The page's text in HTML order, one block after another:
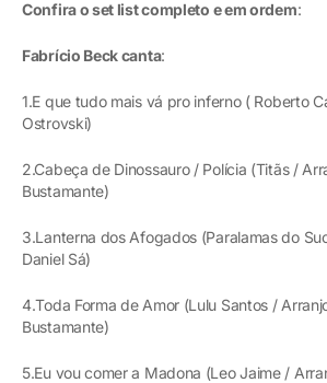
Confira o set list completo e em ordem:
Fabrício Beck canta:
1.E que tudo mais vá pro inferno ( Roberto
Ostrovski)
2.Cabeça de Dinossauro / Polícia (Titãs /
Bustamante)
3.Lanterna dos Afogados (Paralamas do
Daniel Sá)
4.Toda Forma de Amor (Lulu Santos /
Bustamante)
5.Eu vou comer a Madona (Leo Jaime /